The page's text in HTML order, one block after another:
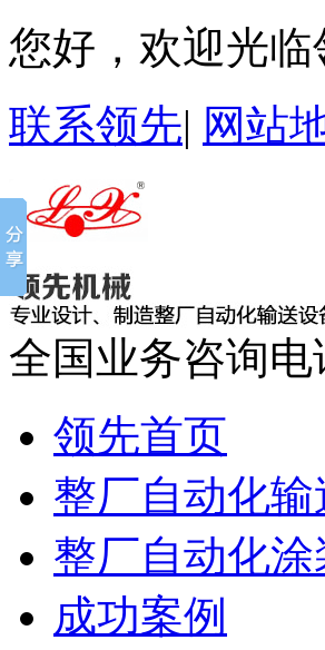
您好，欢迎光
联系领先| 网站
全国业务咨询电
领先首页
整厂自动化输
整厂自动化涂
成功案例